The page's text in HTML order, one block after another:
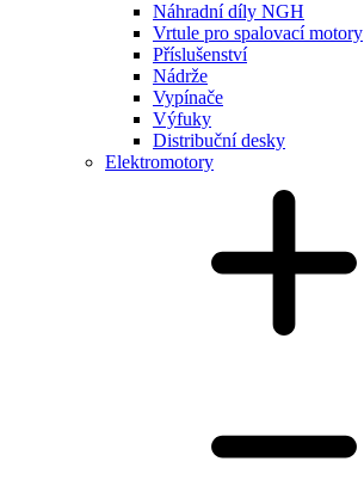
Náhradní díly NGH
Vrtule pro spalovací motory
Příslušenství
Nádrže
Vypínače
Výfuky
Distribuční desky
Elektromotory